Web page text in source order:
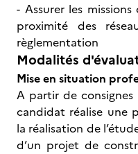
- Assurer les
proximité des
règlementation
Modalités
Mise en situation
A partir de
candidat réalise une
la réalisation de
d’un projet de